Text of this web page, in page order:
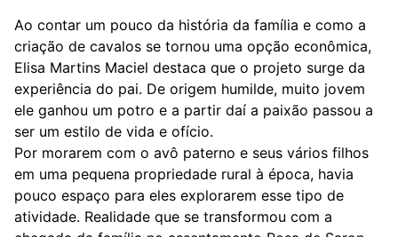
Ao contar um pouco da história da família e como a
criação de cavalos se tornou uma opção econômica,
Elisa Martins Maciel destaca que o projeto surge da
experiência do pai. De origem humilde, muito jovem
ele ganhou um potro e a partir daí a paixão passou a
ser um estilo de vida e ofício.
Por morarem com o avô paterno e seus vários filhos
em uma pequena propriedade rural à época, havia
pouco espaço para eles explorarem esse tipo de
atividade. Realidade que se transformou com a